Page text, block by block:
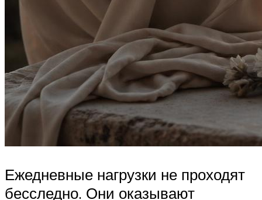
Ежедневные нагрузки не проходят
бесследно. Они оказывают